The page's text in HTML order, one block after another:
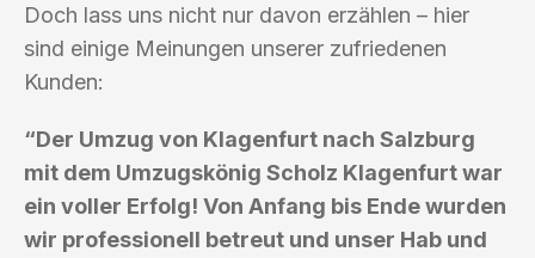
Doch lass uns nicht nur davon erzählen – hier
sind einige Meinungen unserer zufriedenen
Kunden:
“Der Umzug von Klagenfurt nach Salzburg
mit dem Umzugskönig Scholz Klagenfurt war
ein voller Erfolg! Von Anfang bis Ende wurden
wir professionell betreut und unser Hab und